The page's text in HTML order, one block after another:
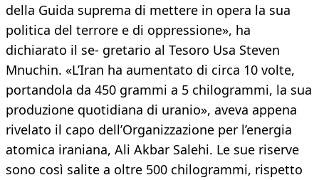
della Guida suprema di mettere in opera la sua
politica del terrore e di oppressione», ha
dichiarato il se- gretario al Tesoro Usa Steven
Mnuchin. «L’Iran ha aumentato di circa 10 volte,
portandola da 450 grammi a 5 chilogrammi, la sua
produzione quotidiana di uranio», aveva appena
rivelato il capo dell’Organizzazione per l’energia
atomica iraniana, Ali Akbar Salehi. Le sue riserve
sono così salite a oltre 500 chilogrammi, rispetto